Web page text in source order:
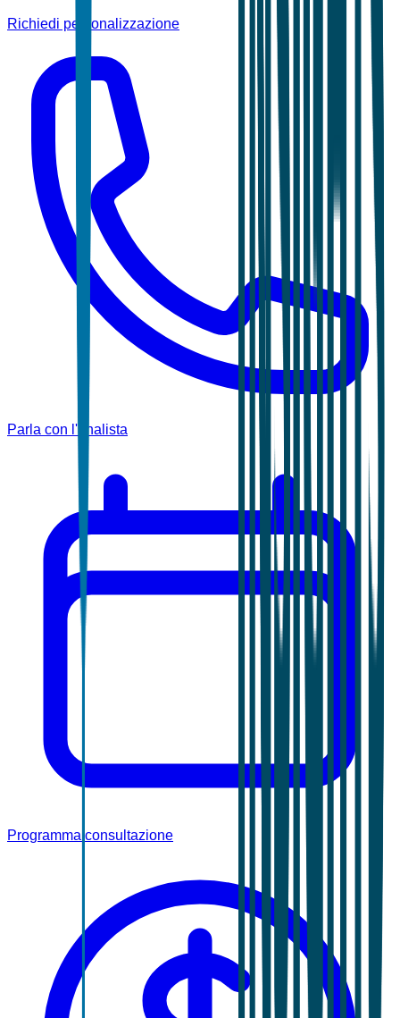
Richiedi personalizzazione
Parla con l'analista
Programma consultazione